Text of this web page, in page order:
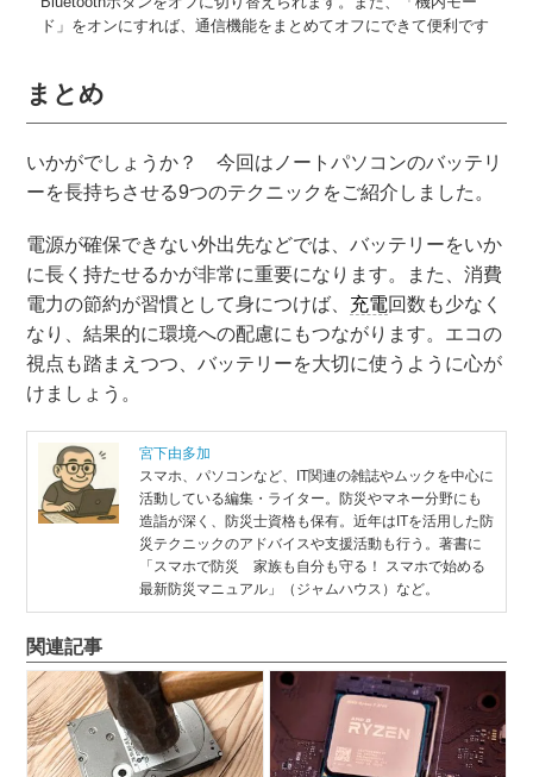
ド」をオンにすれば、通信機能をまとめてオフにできて便利です
まとめ
いかがでしょうか？ 今回はノートパソコンのバッテリ
ーを長持ちさせる9つのテクニックをご紹介しました。
電源が確保できない外出先などでは、バッテリーをいか
に長く持たせるかが非常に重要になります。また、消費
電力の節約が習慣として身につけば、 充電回数も少なく
なり、結果的に環境への配慮にもつながります。エコの
視点も踏まえつつ、バッテリーを大切に使うように心が
けましょう。
宮下由多加
スマホ、パソコンなど、IT関連の雑誌やムックを中心に
活動している編集・ライター。防災やマネー分野にも
造詣が深く、防災士資格も保有。近年はITを活用した防
災テクニックのアドバイスや支援活動も行う。著書に
「スマホで防災 家族も自分も守る！ スマホで始める
最新防災マニュアル」（ジャムハウス）など。
関連記事